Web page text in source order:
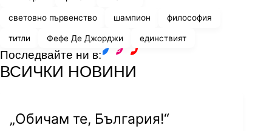
световно първенство шампион философия
титли Фефе Де Джорджи единствият
Последвайте ни в:
ВСИЧКИ НОВИНИ
„Обичам те, България!“